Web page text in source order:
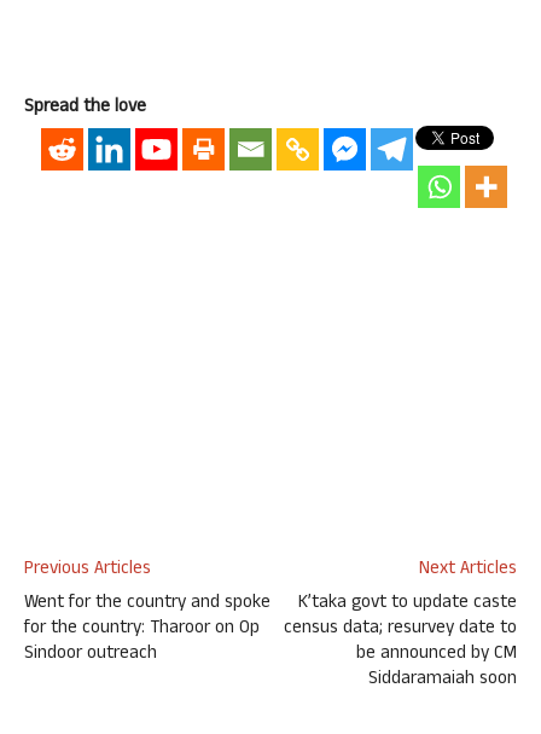
Spread the love
Previous Articles
Went for the country and spoke
for the country: Tharoor on Op
Sindoor outreach
Next Articles
K’taka govt to update caste
census data; resurvey date to
be announced by CM
Siddaramaiah soon